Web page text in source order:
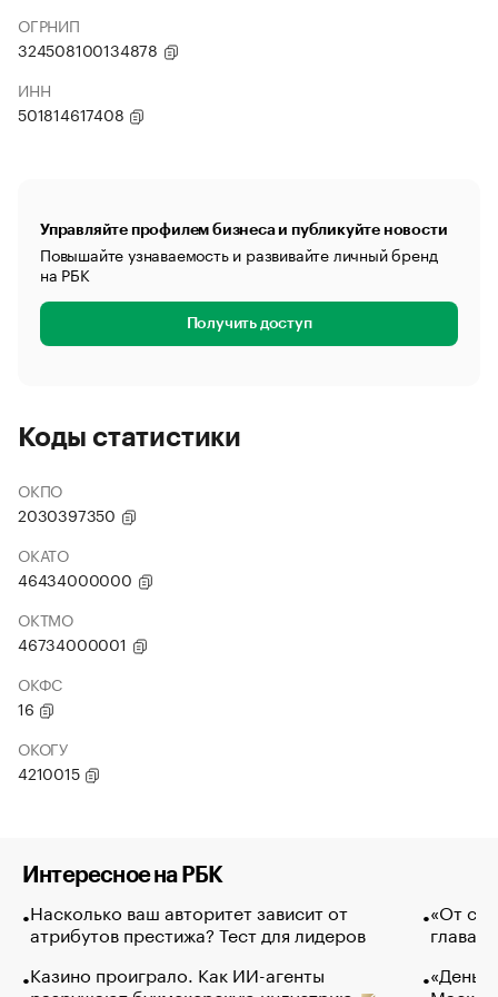
ОГРНИП
324508100134878
ИНН
501814617408
Управляйте профилем бизнеса и публикуйте новости
Повышайте узнаваемость и развивайте личный бренд
на РБК
Получить доступ
Коды статистики
ОКПО
2030397350
ОКАТО
46434000000
ОКТМО
46734000001
ОКФС
16
ОКОГУ
4210015
Интересное на РБК
Насколько ваш авторитет зависит от
атрибутов престижа? Тест для лидеров
Казино проиграло. Как ИИ-агенты
«От
глава